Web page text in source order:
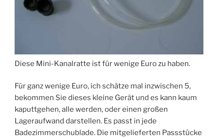
Diese Mini-Kanalratte ist für wenige Euro zu haben.
Für ganz wenige Euro, ich schätze mal inzwischen 5,
bekommen Sie dieses kleine Gerät und es kann kaum
kaputtgehen, alle werden, oder einen großen
Lageraufwand darstellen. Es passt in jede
Badezimmerschublade. Die mitgelieferten Passstücke